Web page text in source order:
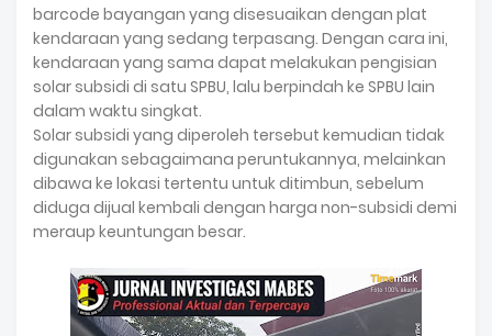
barcode bayangan yang disesuaikan dengan plat
kendaraan yang sedang terpasang. Dengan cara ini,
kendaraan yang sama dapat melakukan pengisian
solar subsidi di satu SPBU, lalu berpindah ke SPBU lain
dalam waktu singkat.
Solar subsidi yang diperoleh tersebut kemudian tidak
digunakan sebagaimana peruntukannya, melainkan
dibawa ke lokasi tertentu untuk ditimbun, sebelum
diduga dijual kembali dengan harga non-subsidi demi
meraup keuntungan besar.